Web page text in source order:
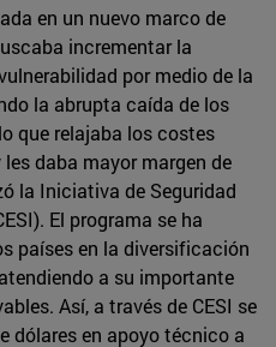
en un nuevo marco de
incrementar la
por medio de la
la abrupta caída de los
que relajaba los costes
daba mayor margen de
la Iniciativa de Seguridad
El programa se ha
países en la diversificación
a su importante
Así, a través de CESI se
dólares en apoyo técnico a